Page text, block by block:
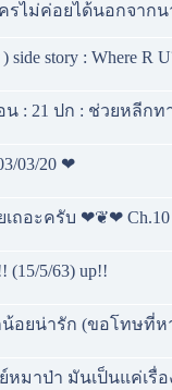
รไม่ค่อยได้นอกจากน
side story : Where
น : 21 ปก : ช่วยหลีกท
03/20 ❤
อะครับ ❤︎❦❤︎ Ch.10
5/63) up!!
อยน่ารัก (ขอโทษที่ห
ย์หมาป่า มันเป็นแค่เรื่